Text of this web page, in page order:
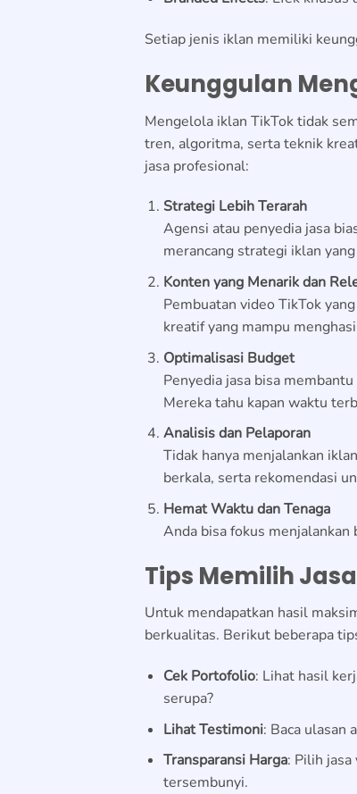
Setiap jenis iklan memiliki
Keunggulan
Mengelola iklan TikTok tidak
tren, algoritma, serta teknik
jasa profesional:
Strategi Lebih Terarah
Agensi atau penyedia jasa
merancang strategi iklan
Konten yang Menarik dan
Pembuatan video TikTok
kreatif yang mampu
Optimalisasi Budget
Penyedia jasa bisa
Mereka tahu kapan waktu
Analisis dan Pelaporan
Tidak hanya menjalankan
berkala, serta rekomendasi
Hemat Waktu dan Tenaga
Anda bisa fokus
Tips Memilih
Untuk mendapatkan hasil
berkualitas. Berikut beberapa
Cek Portofolio: Lihat hasil
serupa?
Lihat Testimoni: Baca ulasan
Transparansi Harga: Pilih jasa
tersembunyi.